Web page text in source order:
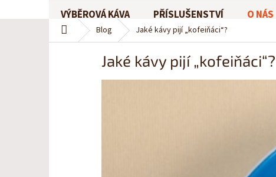
VÝBĚROVÁ KÁVA PŘÍSLUŠENSTVÍ O NÁS
Domů Blog Jaké kávy pijí „kofeiňáci“?
Jaké kávy pijí „kofeiňáci“?